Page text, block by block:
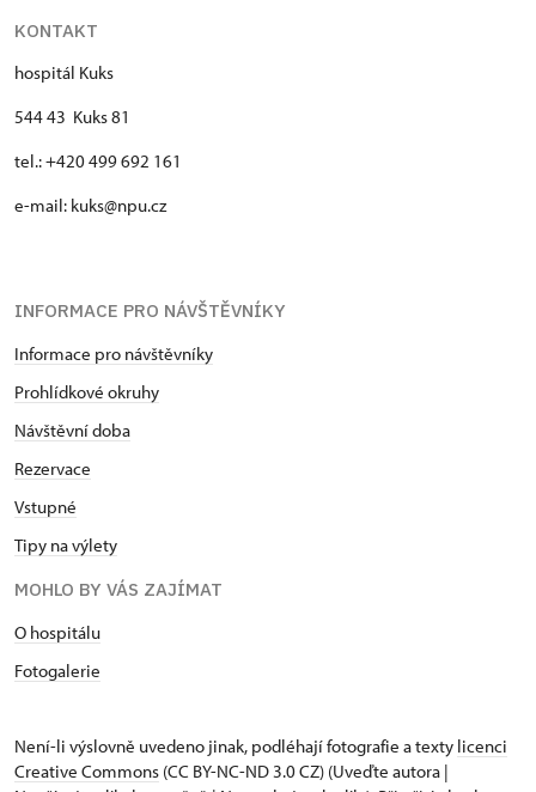
KONTAKT
hospitál Kuks
544 43 Kuks 81
tel.: +420 499 692 161
e-mail: kuks@npu.cz
INFORMACE PRO NÁVŠTĚVNÍKY
Informace pro návštěvníky
Prohlídkové okruhy
Návštěvní doba
Rezervace
Vstupné
Tipy na výlety
MOHLO BY VÁS ZAJÍMAT
O hospitálu
Fotogalerie
Není-li výslovně uvedeno jinak, podléhají fotografie a texty licenci
Creative Commons (CC BY-NC-ND 3.0 CZ) (Uveďte autora |